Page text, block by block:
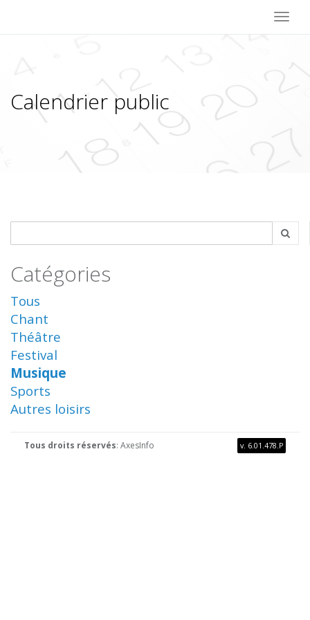
Calendrier public
Catégories
Tous
Chant
Théâtre
Festival
Musique
Sports
Autres loisirs
v. 6.01.478.P
Tous droits réservés: AxesInfo